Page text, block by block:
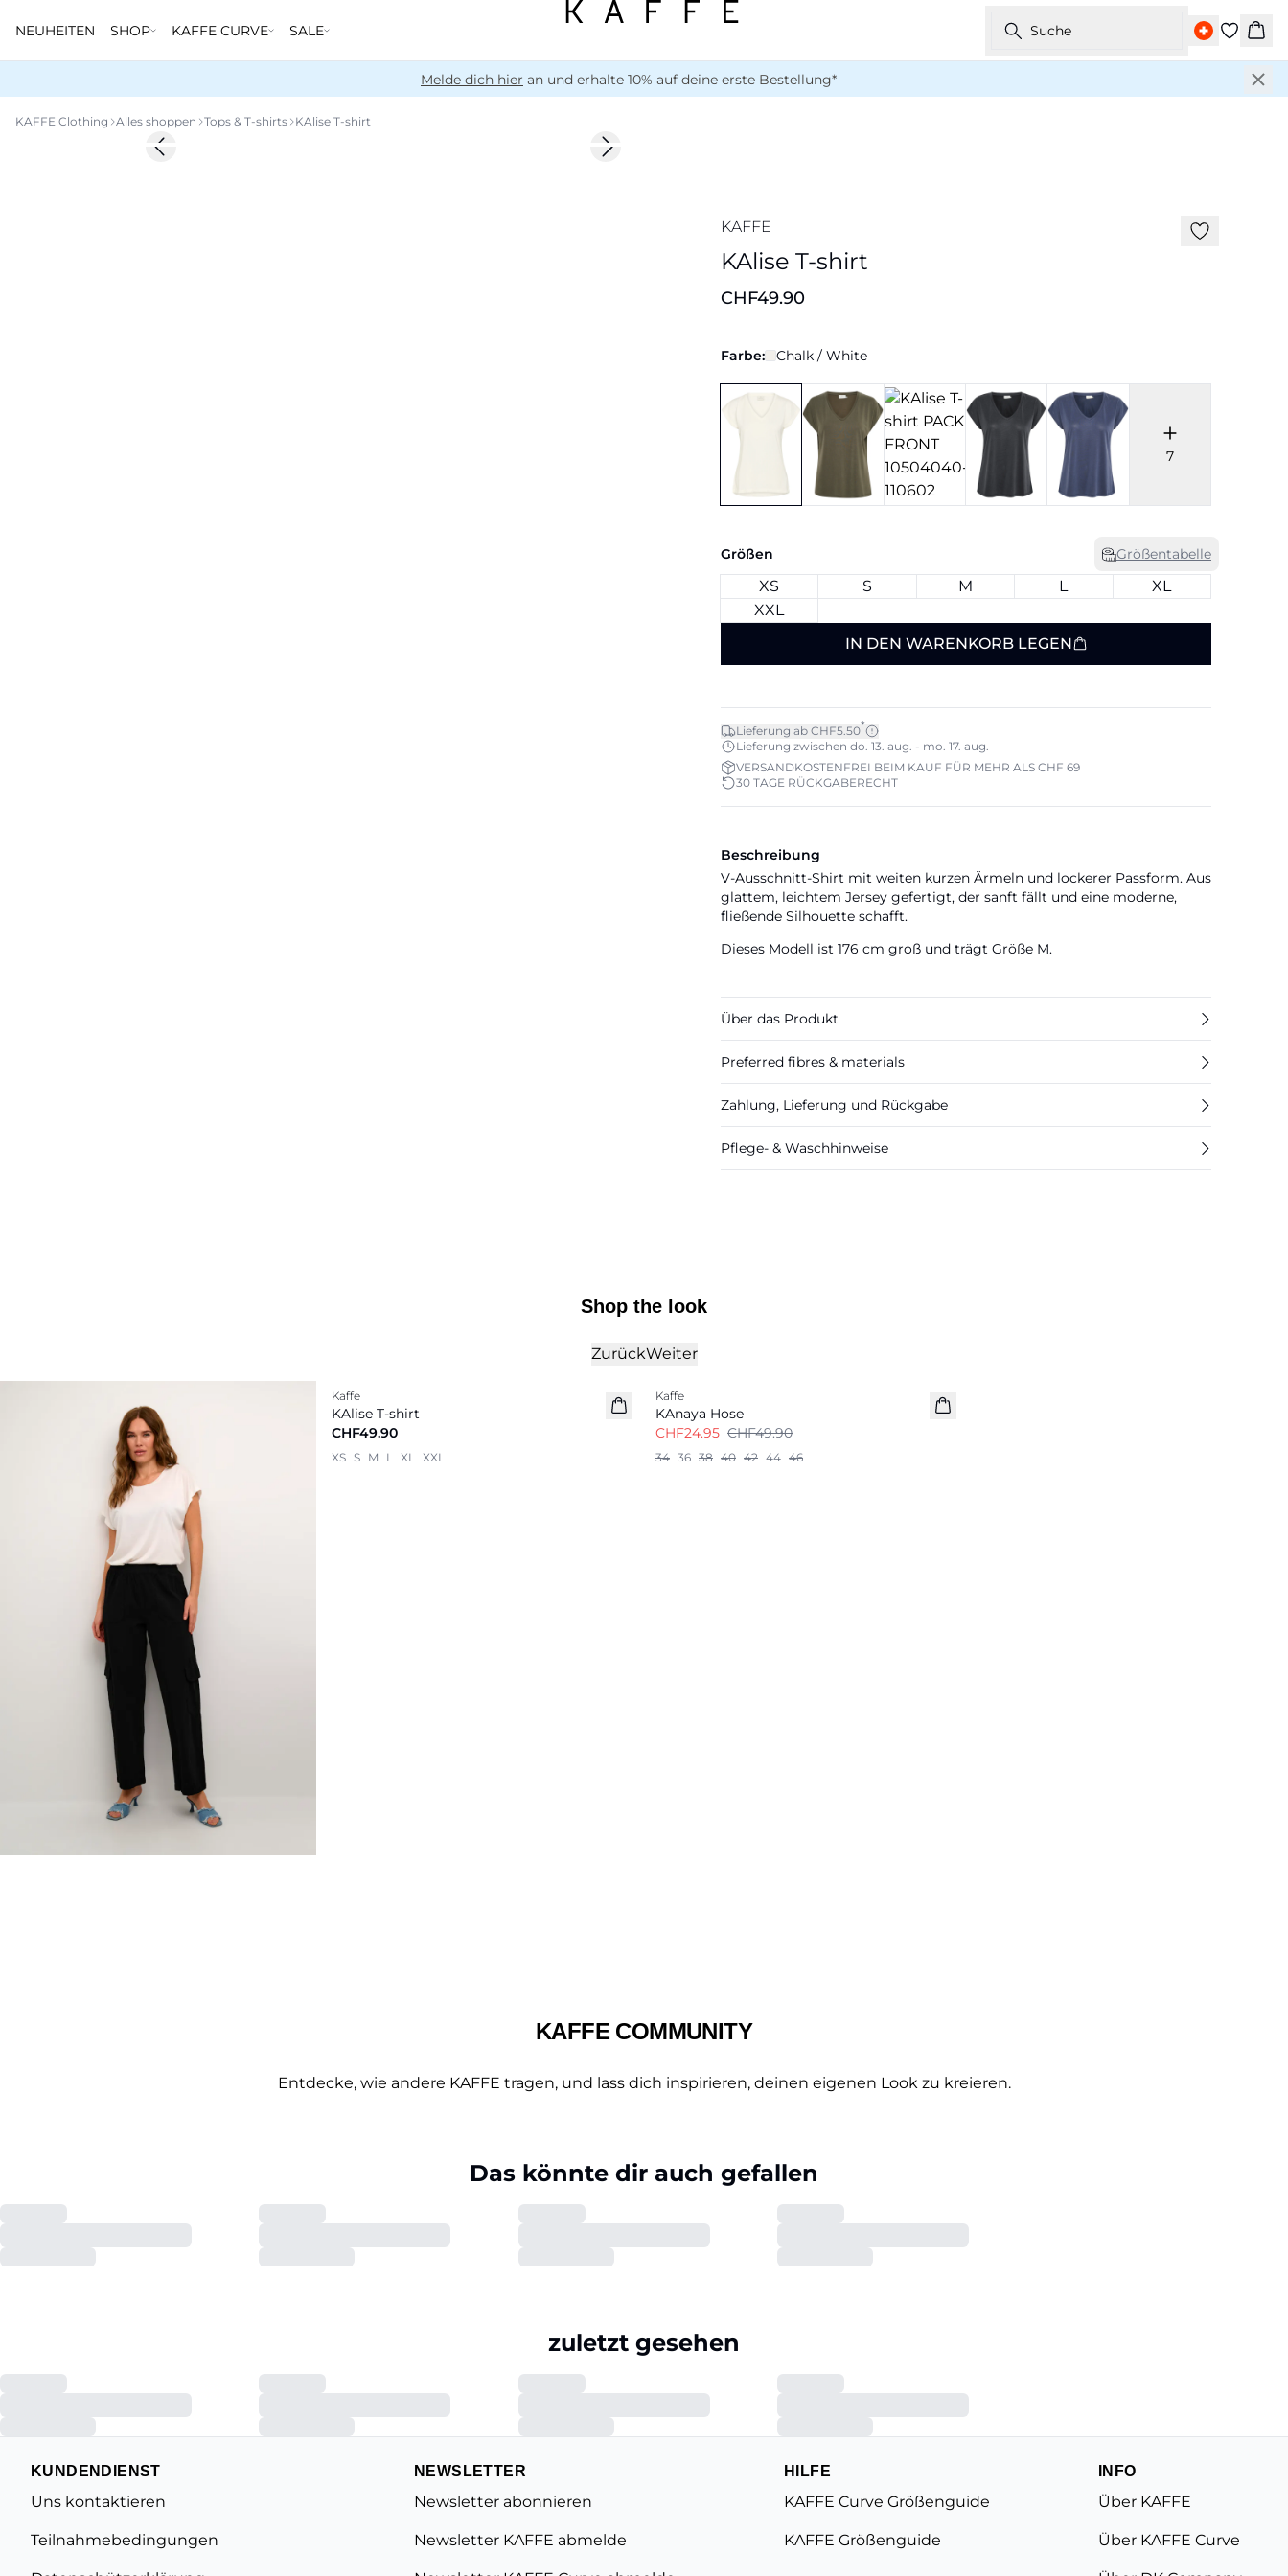
NEUHEITEN SHOP KAFFE CURVE SALE Suche
Melde dich hier an und erhalte 10% auf deine erste Bestellung*
KAFFE Clothing Alles shoppen Tops & T-shirts KAlise T-shirt
176 cm • M
Previous slide Next slide
KAFFE
KAlise T-shirt
CHF49.90
Farbe: Chalk / White
7
Größen Größentabelle
XS S M L
XL
XXL
IN DEN WARENKORB LEGEN
Lieferung ab CHF5.50*
Lieferung zwischen do. 13. aug. - mo. 17. aug.
VERSANDKOSTENFREI BEIM KAUF FÜR MEHR ALS CHF 69
30 TAGE RÜCKGABERECHT
Beschreibung
V-Ausschnitt-Shirt mit weiten kurzen Ärmeln und lockerer Passform. Aus
glattem, leichtem Jersey gefertigt, der sanft fällt und eine moderne,
fließende Silhouette schafft.
Dieses Modell ist 176 cm groß und trägt Größe M.
Über das Produkt
Preferred fibres & materials
Zahlung, Lieferung und Rückgabe
Pflege- & Waschhinweise
Shop the look
ZurückWeiter
Neu
Kaffe
KAlise T-shirt
CHF49.90
XS S M L XL XXL
-50%
Kaffe
KAnaya Hose
CHF24.95 CHF49.90
34 36 38 40 42 44 46
KAFFE COMMUNITY
Entdecke, wie andere KAFFE tragen, und lass dich inspirieren, deinen eigenen Look zu kreieren.
Das könnte dir auch gefallen
zuletzt gesehen
KUNDENDIENST
Uns kontaktieren
Teilnahmebedingungen
NEWSLETTER
Newsletter abonnieren
Newsletter KAFFE abmelde
HILFE
KAFFE Curve Größenguide
KAFFE Größenguide
INFO
Über KAFFE
Über KAFFE Curve